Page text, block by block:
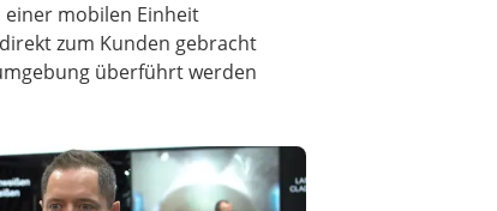
mobilen Einheit
zum Kunden gebracht
überführt werden